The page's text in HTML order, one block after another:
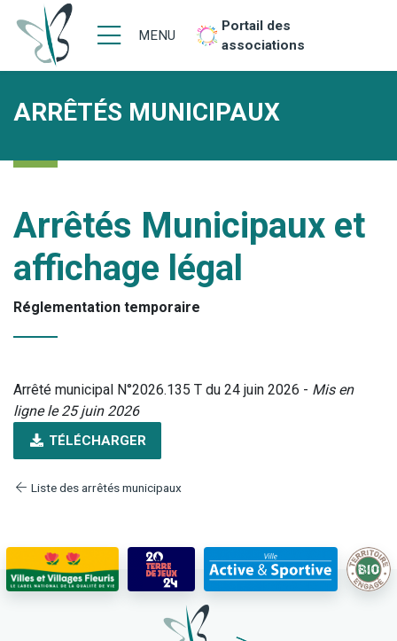
MENU
Portail des
associations
ARRÊTÉS MUNICIPAUX
Arrêtés Municipaux et
affichage légal
Réglementation temporaire
Arrêté municipal N°2026.135 T du 24 juin 2026 - Mis en
ligne le 25 juin 2026
TÉLÉCHARGER
Liste des arrêtés municipaux